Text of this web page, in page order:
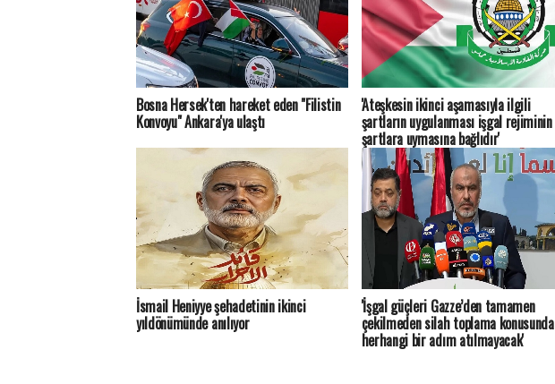
Bosna Hersek'ten hareket eden "Filistin
Konvoyu" Ankara'ya ulaştı
'Ateşkesin ikinci aşamasıyla ilgili
şartların uygulanması işgal rejiminin
şartlara uymasına bağlıdır'
İsmail Heniyye şehadetinin ikinci
yıldönümünde anılıyor
'İşgal güçleri Gazze’den tamamen
çekilmeden silah toplama konusunda
herhangi bir adım atılmayacak'